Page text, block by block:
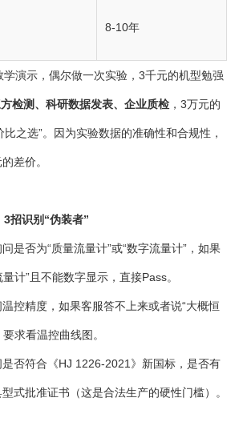
8-10年
学演示，偶尔做一次实验，3千元的机型勉强
检测、科研数据发表、企业质检 ，3万元的
之选”。因为实验数据的准确性和合规性，
差价。
3招识别“伪装者”
问是否为“质量流量计”或“数字流量计”，如果
计”且不能数字显示，直接Pass。
温控精度，如果客服答不上来或者说“大概恒
求看温控曲线图。
是否符合《HJ 1226-2021》新国标，是否有
式批准证书（这是合法生产的硬性门槛）。